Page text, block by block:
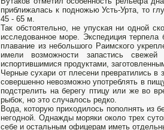
приближалась к подножью Усть-Урта, то
45 - 65 м.
Так обстоятельно, не упуская ни одной
исследованное море. Экспедиция
плавание из небольшого Раимского
имели возможности запастись
испортившимися продуктами,
Черные сухари от плесени превратились
совершенно невозможно употреблять в
подстрелить на берегу птицу или же во
рыбок, но это случалось редко.
Вода, которую приходилось пополнять из
негодной. Однажды моряки около трех
себе и остальным офицерам иметь